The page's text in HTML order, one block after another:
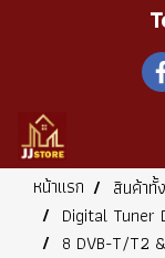
หน้าแรก สินค้าทั้
Digital Tuner
8 DVB-T/T2